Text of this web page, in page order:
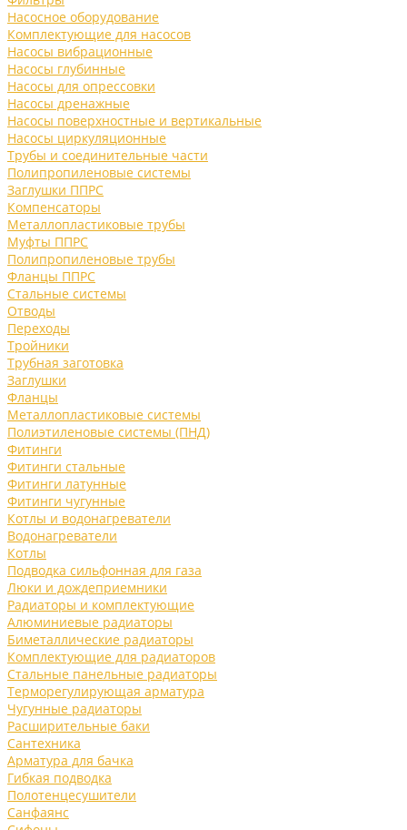
Насосное оборудование
Комплектующие для насосов
Насосы вибрационные
Насосы глубинные
Насосы для опрессовки
Насосы дренажные
Насосы поверхностные и вертикальные
Насосы циркуляционные
Трубы и соединительные части
Полипропиленовые системы
Заглушки ППРС
Компенсаторы
Металлопластиковые трубы
Муфты ППРС
Полипропиленовые трубы
Фланцы ППРС
Стальные системы
Отводы
Переходы
Тройники
Трубная заготовка
Заглушки
Фланцы
Металлопластиковые системы
Полиэтиленовые системы (ПНД)
Фитинги
Фитинги стальные
Фитинги латунные
Фитинги чугунные
Котлы и водонагреватели
Водонагреватели
Котлы
Подводка сильфонная для газа
Люки и дождеприемники
Радиаторы и комплектующие
Алюминиевые радиаторы
Биметаллические радиаторы
Комплектующие для радиаторов
Стальные панельные радиаторы
Терморегулирующая арматура
Чугунные радиаторы
Расширительные баки
Сантехника
Арматура для бачка
Гибкая подводка
Полотенцесушители
Санфаянс